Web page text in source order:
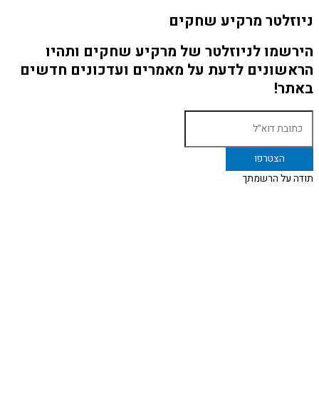
ניוזלטר מרקיע שחקים
הירשמו לניוזלטר של מרקיע שחקים ותהיו
הראשונים לדעת על מאמרים ועדכונים חדשים
באתר!
תודה על הרשמתך